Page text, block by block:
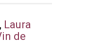
, Laura
de